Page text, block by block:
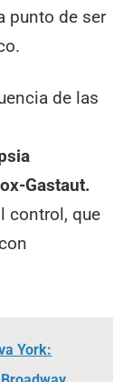
punto de ser
de las
Gastaut.
control, que
York: